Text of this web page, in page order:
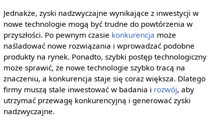
Jednakże, zyski nadzwyczajne wynikające z inwestycji w
nowe technologie mogą być trudne do powtórzenia w
przyszłości. Po pewnym czasie konkurencja może
naśladować nowe rozwiązania i wprowadzać podobne
produkty na rynek. Ponadto, szybki postęp technologiczny
może sprawić, że nowe technologie szybko tracą na
znaczeniu, a konkurencja staje się coraz większa. Dlatego
firmy muszą stale inwestować w badania i rozwój, aby
utrzymać przewagę konkurencyjną i generować zyski
nadzwyczajne.